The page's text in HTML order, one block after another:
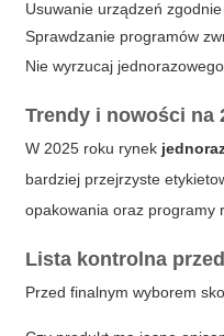
Usuwanie urządzeń
Sprawdzanie programów
Nie wyrzucaj
Trendy i nowości na
W 2025 roku rynek
bardziej przejrzyste
opakowania oraz programy
Lista kontrolna
Przed finalnym wyborem